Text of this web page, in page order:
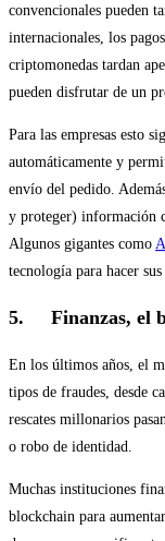
convencionales pueden
internacionales, los
criptomonedas tardan
pueden disfrutar de un
Para las empresas esto
automáticamente y
envío del pedido.
y proteger) información
Algunos gigantes como
tecnología para hacer
5. Finanzas, el
En los últimos años, el
tipos de fraudes, desde
rescates millonarios
o robo de identidad.
Muchas instituciones
blockchain para